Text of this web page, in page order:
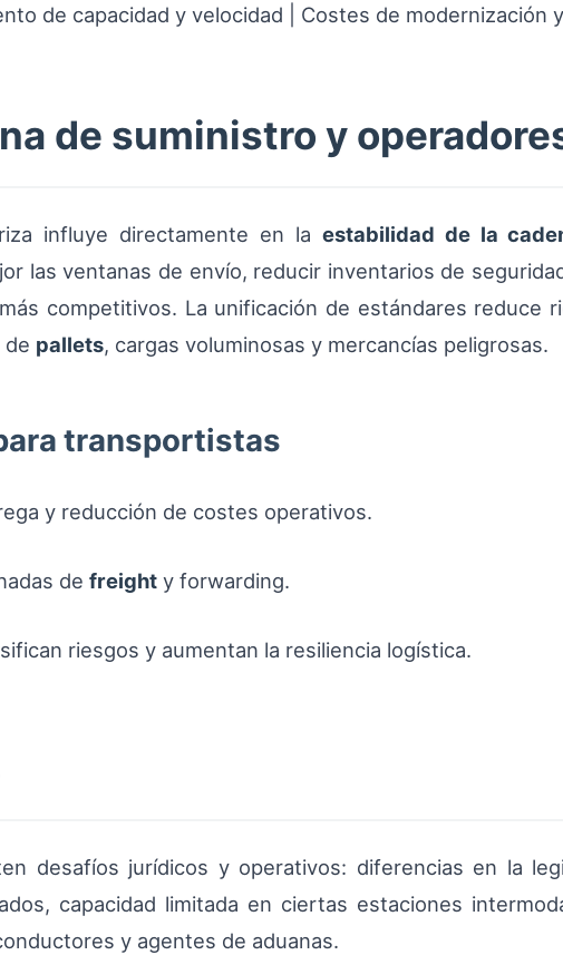
de capacidad y velocidad | Costes de modernización
de suministro y
influye directamente en la estabilidad de la
las ventanas de envío, reducir inventarios de
competitivos. La unificación de estándares reduce
de pallets, cargas voluminosas y mercancías peligrosas.
transportistas
y reducción de costes operativos.
de freight y forwarding.
riesgos y aumentan la resiliencia logística.
desafíos jurídicos y operativos: diferencias en la
capacidad limitada en ciertas estaciones
y agentes de aduanas.